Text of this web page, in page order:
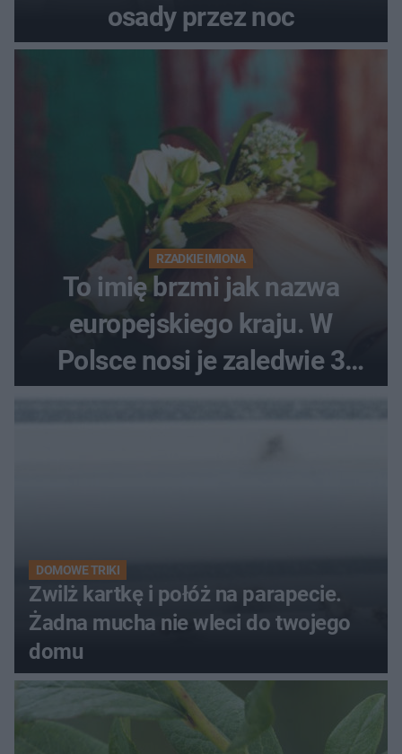
osady przez noc
RZADKIE IMIONA
To imię brzmi jak nazwa
europejskiego kraju. W
Polsce nosi je zaledwie 3
DOMOWE TRIKI
Zwilż kartkę i połóż na parapecie.
Żadna mucha nie wleci do twojego
domu